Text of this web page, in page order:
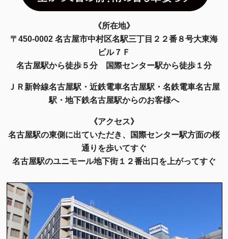
《所在地》
〒450-0002 名古屋市中村区名駅三丁目２２番８号大東海
ビル７Ｆ
名古屋駅から徒歩５分 国際センター駅から徒歩１分
ＪＲ新幹線名古屋駅・近鉄電車名古屋駅・名鉄電車名古屋
駅・地下鉄名古屋駅からのお客様へ
《アクセス》
名古屋駅の東側に出ていただき、国際センター駅方面の桜
通りを歩いてすぐ
名古屋駅のユニモール地下街１２番出口を上がってすぐ